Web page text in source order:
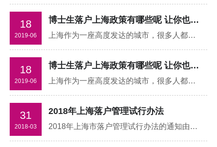
18
2019-06
博士生落户上海政策有哪些呢 让你也可以在上海生活
上海作为一座高度发达的城市，很多人都非常的想要去上海生活，特别是对于在上海求学的朋友们而言，能够落户上海就最好了。那么，大家知道博士生落户上海政策有哪些呢？
18
2019-06
博士生落户上海政策有哪些呢 让你也可以在上海生活
上海作为一座高度发达的城市，很多人都非常的想要去上海生活，特别是对于在上海求学的朋友们而言，能够落户上海就最好了。那么，大家知道博士生落户上海政策有哪些呢？
31
2018-03
2018年上海落户管理试行办法
2018年上海市落户管理试行办法的通知由上海知英教育转发：各公安分（县）局，市公安局各部门，各公安处（局），各区发展和改革委员会，各区县教育局，各区民政局，各区人力资源和社会保障局，各区人民政府侨务办公室